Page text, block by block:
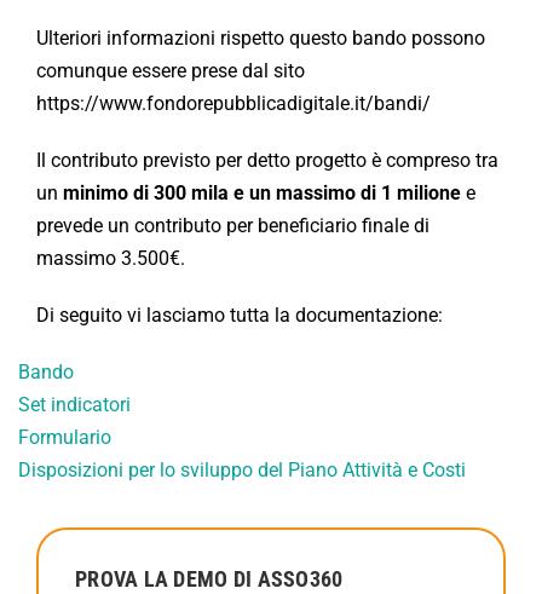
Ulteriori informazioni rispetto questo bando possono
comunque essere prese dal sito
https://www.fondorepubblicadigitale.it/bandi/
Il contributo previsto per detto progetto è compreso tra
un minimo di 300 mila e un massimo di 1 milionee
prevede un contributo per beneficiario finale di
massimo 3.500€.
Di seguito vi lasciamo tutta la documentazione:
Bando
Set indicatori
Formulario
Disposizioni per lo sviluppo del Piano Attività e Costi
PROVA LA DEMO DI ASSO360